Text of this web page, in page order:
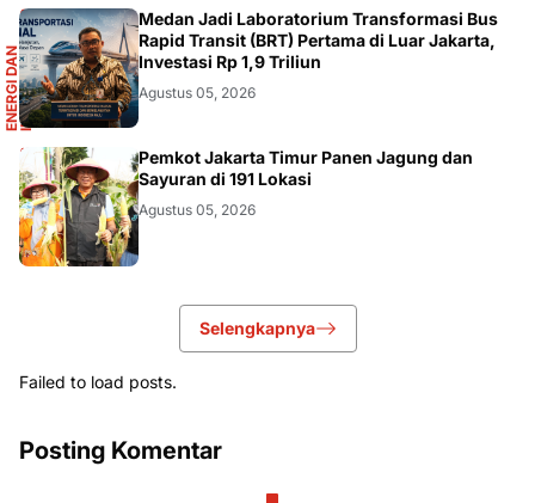
E
N
E
R
G
I
D
A
N
I
N
F
R
A
S
T
R
U
K
T
UR
Medan Jadi Laboratorium Transformasi Bus
Rapid Transit (BRT) Pertama di Luar Jakarta,
Investasi Rp 1,9 Triliun
Agustus 05, 2026
AKURATNEWS
Pemkot Jakarta Timur Panen Jagung dan
Sayuran di 191 Lokasi
Agustus 05, 2026
Selengkapnya
Failed to load posts.
Posting Komentar